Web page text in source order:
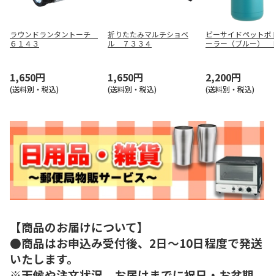
ラウンドランタントーチ
６１４３
1,650円
(送料別・税込)
折りたたみマルチショベ
ル ７３３４
1,650円
(送料別・税込)
ビーサイドペットボ
ーラー（ブルー）
2,200円
(送料別・税込)
【商品のお届けについて】
●商品はお申込み受付後、2日～10日程度で発送
いたします。